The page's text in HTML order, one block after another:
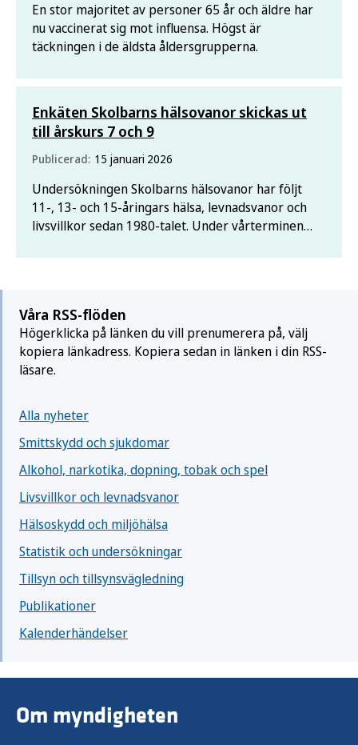
En stor majoritet av personer 65 år och äldre har
nu vaccinerat sig mot influensa. Högst är
täckningen i de äldsta åldersgrupperna.
Enkäten Skolbarns hälsovanor skickas ut
till årskurs 7 och 9
Publicerad: 15 januari 2026
Undersökningen Skolbarns hälsovanor har följt
11-, 13- och 15-åringars hälsa, levnadsvanor och
livsvillkor sedan 1980-talet. Under vårterminen
Våra RSS-flöden
Högerklicka på länken du vill prenumerera på, välj
kopiera länkadress. Kopiera sedan in länken i din RSS-
läsare.
Alla nyheter
Smittskydd och sjukdomar
Alkohol, narkotika, dopning, tobak och spel
Livsvillkor och levnadsvanor
Hälsoskydd och miljöhälsa
Statistik och undersökningar
Tillsyn och tillsynsvägledning
Publikationer
Kalenderhändelser
Om myndigheten